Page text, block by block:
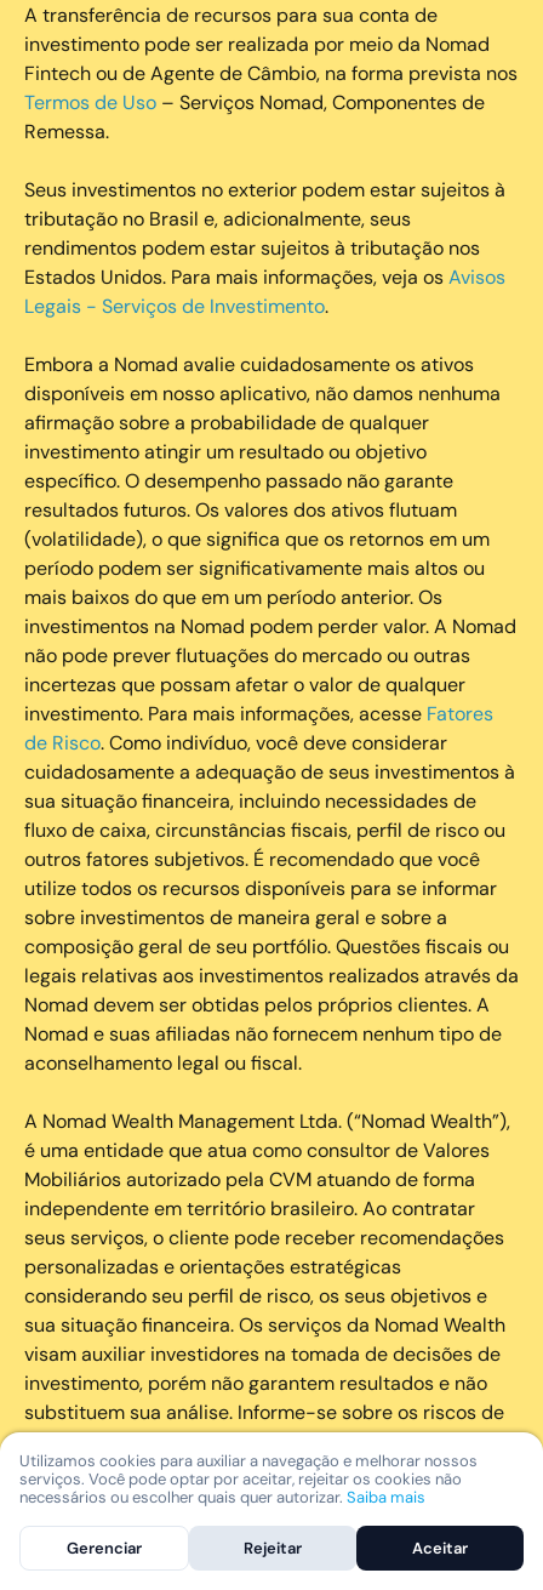
A transferência de recursos para sua conta de
investimento pode ser realizada por meio da Nomad
Fintech ou de Agente de Câmbio, na forma prevista nos
Termos de Uso – Serviços Nomad, Componentes de
Remessa.
Seus investimentos no exterior podem estar sujeitos à
tributação no Brasil e, adicionalmente, seus
rendimentos podem estar sujeitos à tributação nos
Estados Unidos. Para mais informações, veja osAvisos
Legais - Serviços de Investimento.
Embora a Nomad avalie cuidadosamente os ativos
disponíveis em nosso aplicativo, não damos nenhuma
afirmação sobre a probabilidade de qualquer
investimento atingir um resultado ou objetivo
específico. O desempenho passado não garante
resultados futuros. Os valores dos ativos flutuam
(volatilidade), o que significa que os retornos em um
período podem ser significativamente mais altos ou
mais baixos do que em um período anterior. Os
investimentos na Nomad podem perder valor. A Nomad
não pode prever flutuações do mercado ou outras
incertezas que possam afetar o valor de qualquer
investimento. Para mais informações, acesse Fatores
de Risco. Como indivíduo, você deve considerar
cuidadosamente a adequação de seus investimentos à
sua situação financeira, incluindo necessidades de
fluxo de caixa, circunstâncias fiscais, perfil de risco ou
outros fatores subjetivos. É recomendado que você
utilize todos os recursos disponíveis para se informar
sobre investimentos de maneira geral e sobre a
composição geral de seu portfólio. Questões fiscais ou
legais relativas aos investimentos realizados através da
Nomad devem ser obtidas pelos próprios clientes. A
Nomad e suas afiliadas não fornecem nenhum tipo de
aconselhamento legal ou fiscal.
A Nomad Wealth Management Ltda. (“Nomad Wealth”),
é uma entidade que atua como consultor de Valores
Mobiliários autorizado pela CVM atuando de forma
independente em território brasileiro. Ao contratar
seus serviços, o cliente pode receber recomendações
personalizadas e orientações estratégicas
considerando seu perfil de risco, os seus objetivos e
sua situação financeira. Os serviços da Nomad Wealth
visam auxiliar investidores na tomada de decisões de
investimento, porém não garantem resultados e não
substituem sua análise. Informe-se sobre os riscos de
cada investimento e invista com responsabilidade.
As marcas registradas, logotipos e marcas de serviço
que aparecem nos Serviços, incluindo, mas não se
limitando à marca registrada “Nomad” são marcas
Utilizamos cookies para auxiliar a navegação e melhorar nossos
serviços. Você pode optar por aceitar, rejeitar os cookies não
necessários ou escolher quais quer autorizar. Saiba mais
Gerenciar Rejeitar Aceitar